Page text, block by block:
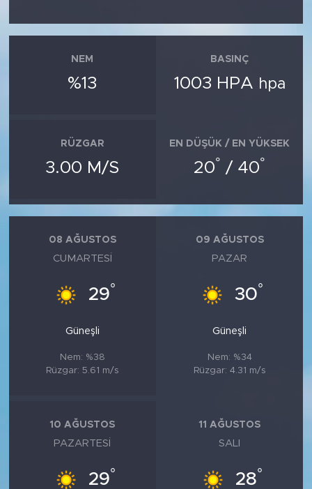
NEM
%13
BASINÇ
1003 HPA hpa
RÜZGAR
3.00 M/S
EN DÜŞÜK / EN YÜKSEK
20° / 40°
08 AĞUSTOS
CUMARTESI
29°
Güneşli
Nem: %38
Rüzgar: 5.61 m/s
09 AĞUSTOS
PAZAR
30°
Güneşli
Nem: %34
Rüzgar: 4.31 m/s
10 AĞUSTOS
PAZARTESI
29°
11 AĞUSTOS
SALI
28°